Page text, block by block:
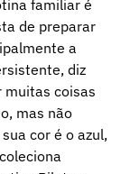
familiar é
de preparar
a
diz
muitas coisas
mas não
cor é o azul,